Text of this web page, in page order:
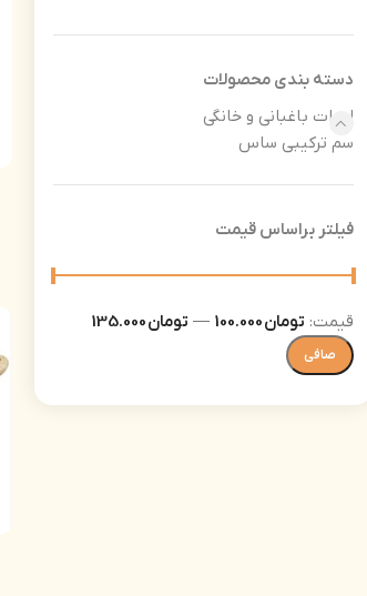
دسته‌ بندی محصولات
ادوات باغبانی و خانگی
سم ترکیبی ساس
فیلتر براساس قیمت
صافی
قيمت: تومان 100.000 — تومان 135.000